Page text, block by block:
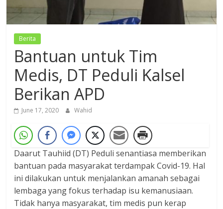
Berita
Bantuan untuk Tim
Medis, DT Peduli Kalsel
Berikan APD
June 17, 2020 Wahid
Daarut Tauhiid (DT) Peduli senantiasa memberikan
bantuan pada masyarakat terdampak Covid-19. Hal
ini dilakukan untuk menjalankan amanah sebagai
lembaga yang fokus terhadap isu kemanusiaan.
Tidak hanya masyarakat, tim medis pun kerap